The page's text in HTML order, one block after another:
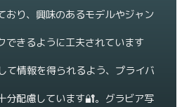
おり、興味のあるモデルやジャン
できるように工夫されています
情報を得られるよう、プライバ
分配慮しています🔐。グラビア写